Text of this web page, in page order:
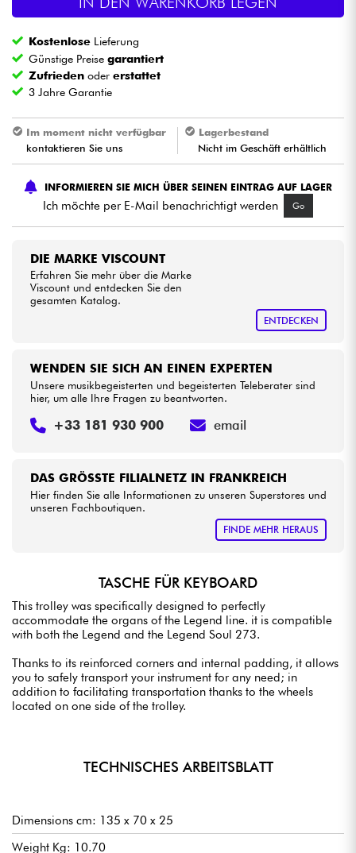
Drums
Blasinstrumente
Violinen & Quartett
Kinder
Kabel & Zubehöre
Bundle
Sehen Sie sich unsere Marken an
Kostenlose Lieferung
Günstige Preisegarantiert
Zufrieden odererstattet
3 Jahre Garantie
Im moment nicht verfügbar
kontaktieren Sie uns
Lagerbestand
Nicht im Geschäft erhältlich
INFORMIEREN SIE MICH ÜBER SEINEN EINTRAG AUF LAGER
Ich möchte per E-Mail benachrichtigt werden Go
DIE MARKE VISCOUNT
Erfahren Sie mehr über die Marke
Viscount und entdecken Sie den
gesamten Katalog.
ENTDECKEN
DAS GRÖSSTE FILIALNETZ IN FRANKREICH
Hier finden Sie alle Informationen zu unseren Superstores und
unseren Fachboutiquen.
FINDE MEHR HERAUS
WENDEN SIE SICH AN EINEN EXPERTEN
Unsere musikbegeisterten und begeisterten Teleberater sind
hier, um alle Ihre Fragen zu beantworten.
+33 181 930 900 email
TASCHE FÜR KEYBOARD
This trolley was specifically designed to perfectly
accommodate the organs of the Legend line. it is compatible
with both the Legend and the Legend Soul 273.
Thanks to its reinforced corners and internal padding, it allows
you to safely transport your instrument for any need; in
addition to facilitating transportation thanks to the wheels
located on one side of the trolley.
TECHNISCHES ARBEITSBLATT
Dimensions cm: 135 x 70 x 25
Weight Kg: 10.70